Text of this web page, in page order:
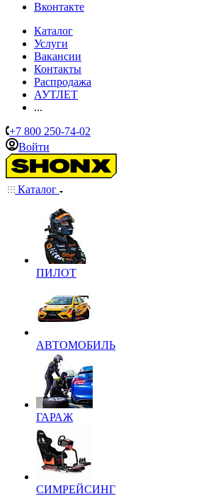
Вконтакте
Каталог
Услуги
Вакансии
Контакты
Распродажа
АУТЛЕТ
...
+7 800 250-74-02
Войти
Каталог
ПИЛОТ
АВТОМОБИЛЬ
ГАРАЖ
СИМРЕЙСИНГ